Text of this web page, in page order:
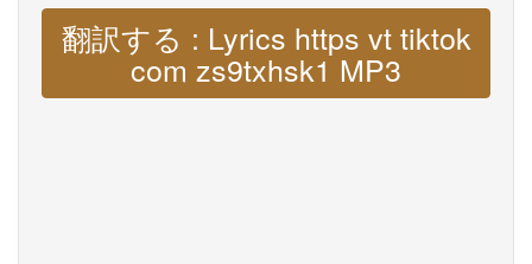
翻訳する : Lyrics https vt tiktok
com zs9txhsk1 MP3